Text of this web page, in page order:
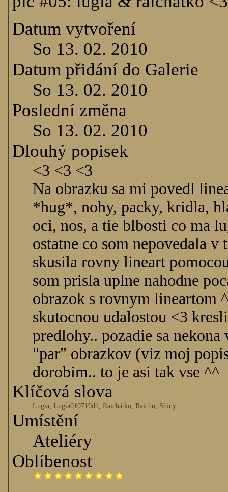
Datum vytvoření
So 13. 02. 2010
Datum přidání do Galerie
So 13. 02. 2010
Poslední změna
So 13. 02. 2010
Dlouhý popisek
<3 <3 <3
Na obrazku sa mi povedl
*hug*, nohy, packy, kridla,
oci, nos, a tie blbosti co ma
ostatne co som nepovedala
skusila rovny lineart
som prisla uplne nahodne
obrazok s rovnym lineartom
skutocnou udalostou <3
predlohy.. pozadie sa
"par" obrazkov (viz moj
dorobim.. to je asi tak vse ^^
Klíčová slova
Lugia,Lugia010719d1,Raichátko,Raichu, Shiny
Umístění
Ateliéry
Oblíbenost